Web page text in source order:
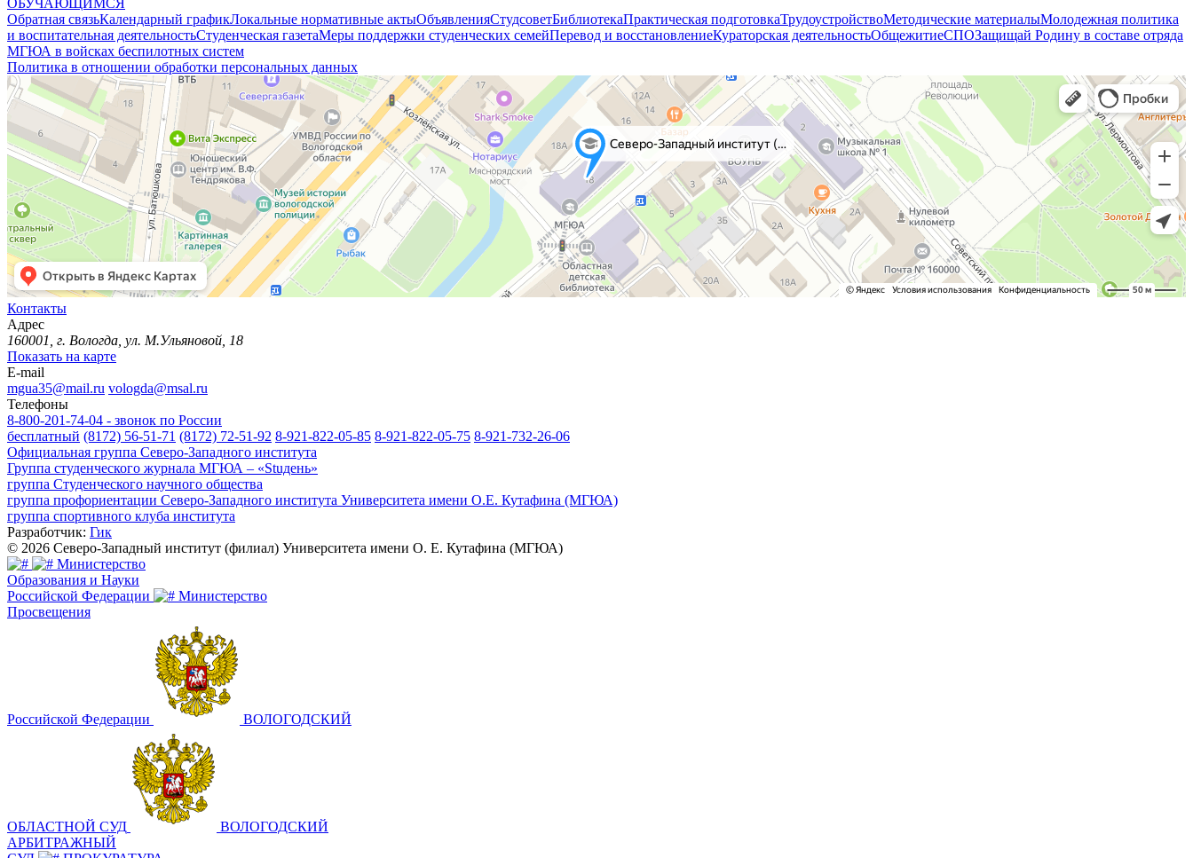
Обратная связьКалендарный графикЛокальные нормативные актыОбъявленияСтудсоветБиблиотекаПрактическая подготовкаТрудоустройствоМетодические материалыМолодежная политика
и воспитательная деятельностьСтуденческая газетаМеры поддержки студенческих семейПеревод и восстановлениеКураторская деятельностьОбщежитиеСПОЗащищай Родину в составе отряда
МГЮА в войсках беспилотных систем
Политика в отношении обработки персональных данных
Контакты
Адрес
160001, г. Вологда, ул. М.Ульяновой, 18
Показать на карте
E-mail
mgua35@mail.ru vologda@msal.ru
Телефоны
8-800-201-74-04 - звонок по России
бесплатный (8172) 56-51-71 (8172) 72-51-92 8-921-822-05-85 8-921-822-05-75 8-921-732-26-06
Официальная группа Северо-Западного института
Группа студенческого журнала МГЮА – «Stuдень»
группа Студенческого научного общества
группа профориентации Северо-Западного института Университета имени О.Е. Кутафина (МГЮА)
группа спортивного клуба института
Разработчик: Гик
© 2026 Северо-Западный институт (филиал) Университета имени О. Е. Кутафина (МГЮА)
Министерство
Образования и Науки
Российской Федерации
Министерство
Просвещения
Российской Федерации ВОЛОГОДСКИЙ
ОБЛАСТНОЙ СУД
ВОЛОГОДСКИЙ
АРБИТРАЖНЫЙ